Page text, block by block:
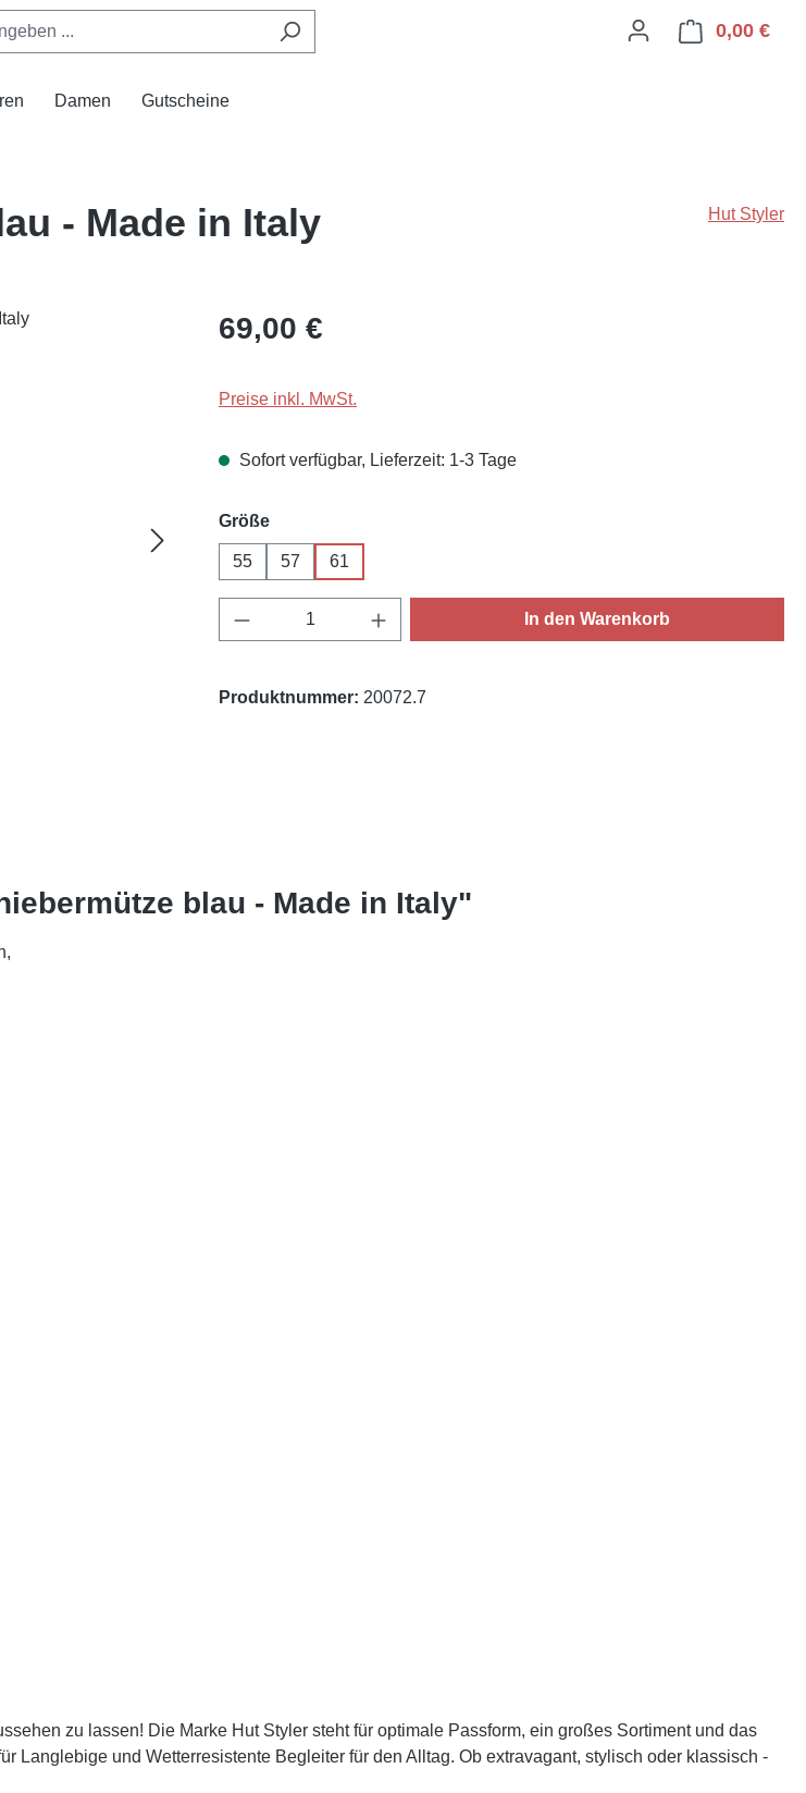
0,00 €
Mützen
der Kategorie Hüte
das Dropdown der Kategorie Marken
Damen Gutscheine
- Made in Italy Hut Styler
Regulärer Preis:
69,00 €
Preise inkl. MwSt.
Sofort verfügbar, Lieferzeit: 1-3 Tage
Größeauswählen
55 57 61
Produkt Anzahl: Gib den gewünschten Wert ein
In den Warenkorb
Produktnummer: 20072.7
blau - Made in Italy"
zu lassen! Die Marke Hut Styler steht für optimale Passform, ein großes Sortiment und das
Langlebige und Wetterresistente Begleiter für den Alltag. Ob extravagant, stylisch oder klassisch -